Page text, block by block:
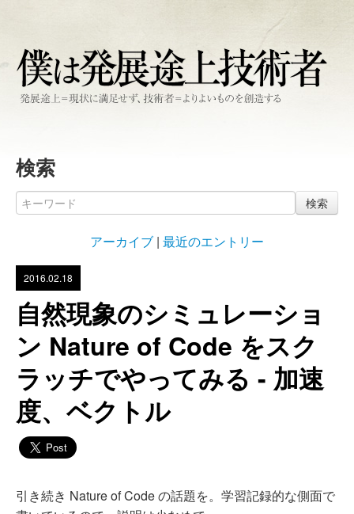
検索
検索
アーカイブ | 最近のエントリー
2016.02.18
自然現象のシミュレーショ
ン Nature of Code をスク
ラッチでやってみる - 加速
度、ベクトル
引き続き Nature of Code の話題を。学習記録的な側面で